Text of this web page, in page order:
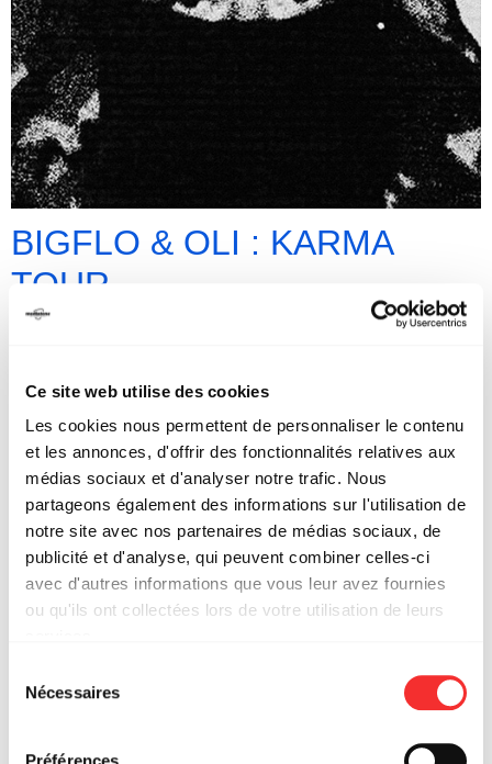
Ce site web utilise des cookies
Les cookies nous permettent de personnaliser le contenu
et les annonces, d'offrir des fonctionnalités relatives aux
médias sociaux et d'analyser notre trafic. Nous
partageons également des informations sur l'utilisation de
notre site avec nos partenaires de médias sociaux, de
publicité et d'analyse, qui peuvent combiner celles-ci
avec d'autres informations que vous leur avez fournies
ou qu'ils ont collectées lors de votre utilisation de leurs
depuis la page Mentions Légales.
Nécessaires
BIGFLO & OLI : KARMA
TOUR
BIGFLO & OLI : KARMA